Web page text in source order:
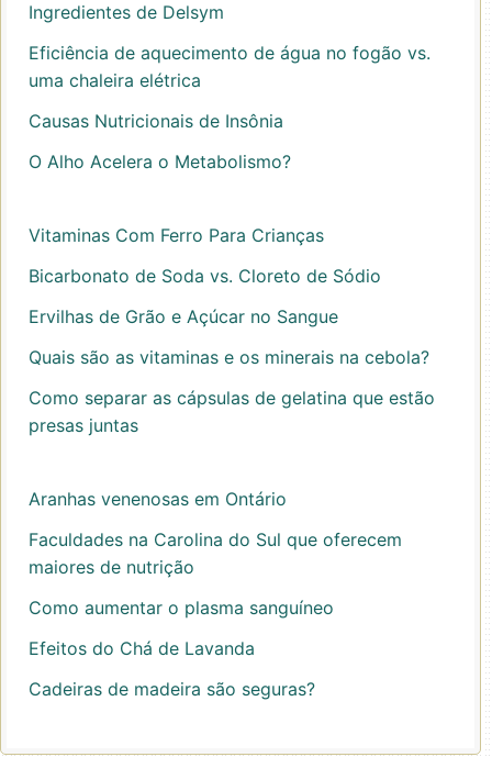
Ingredientes de Delsym
Eficiência de aquecimento de água no fogão vs.
uma chaleira elétrica
Causas Nutricionais de Insônia
O Alho Acelera o Metabolismo?
Vitaminas Com Ferro Para Crianças
Bicarbonato de Soda vs. Cloreto de Sódio
Ervilhas de Grão e Açúcar no Sangue
Quais são as vitaminas e os minerais na cebola?
Como separar as cápsulas de gelatina que estão
presas juntas
Aranhas venenosas em Ontário
Faculdades na Carolina do Sul que oferecem
maiores de nutrição
Como aumentar o plasma sanguíneo
Efeitos do Chá de Lavanda
Cadeiras de madeira são seguras?